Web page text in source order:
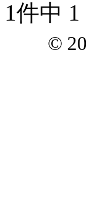
1件中 1
©